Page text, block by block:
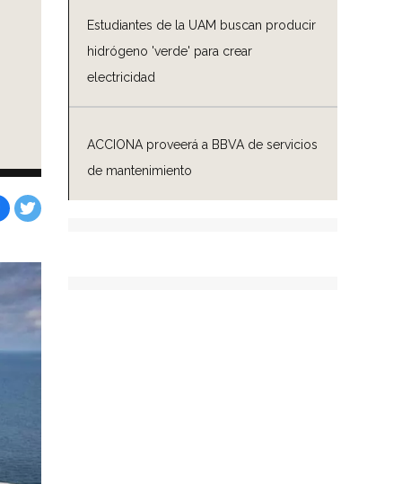
Estudiantes de la UAM buscan producir
hidrógeno 'verde' para crear
electricidad
ACCIONA proveerá a BBVA de servicios
de mantenimiento